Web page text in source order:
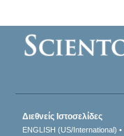
Διεθνείς Ιστοσελίδες
ENGLISH (US/International)